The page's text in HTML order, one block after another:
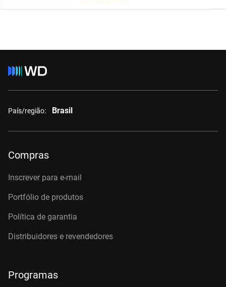
País/região: Brasil
Compras
Inscrever para e-mail
Portfólio de produtos
Política de garantia
Distribuidores e revendedores
Programas